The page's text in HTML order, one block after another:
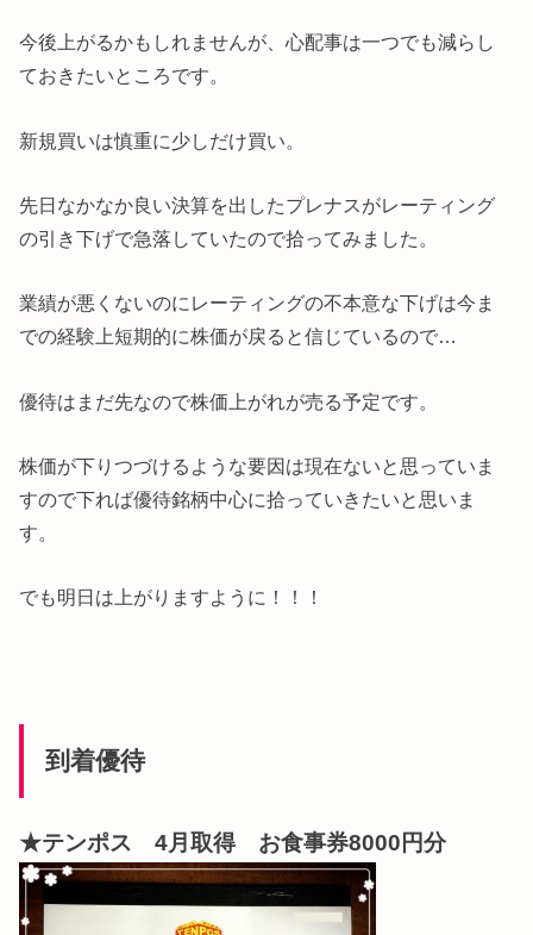
今後上がるかもしれませんが、心配事は一つでも減らし
ておきたいところです。
新規買いは慎重に少しだけ買い。
先日なかなか良い決算を出したプレナスがレーティング
の引き下げで急落していたので拾ってみました。
業績が悪くないのにレーティングの不本意な下げは今ま
での経験上短期的に株価が戻ると信じているので…
優待はまだ先なので株価上がれが売る予定です。
株価が下りつづけるような要因は現在ないと思っていま
すので下れば優待銘柄中心に拾っていきたいと思いま
す。
でも明日は上がりますように！！！
到着優待
★テンポス 4月取得 お食事券8000円分